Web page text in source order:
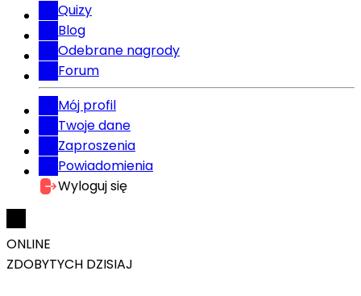
Quizy
Blog
Odebrane nagrody
Forum
Mój profil
Twoje dane
Zaproszenia
Powiadomienia
Wyloguj się
ONLINE
ZDOBYTYCH DZISIAJ